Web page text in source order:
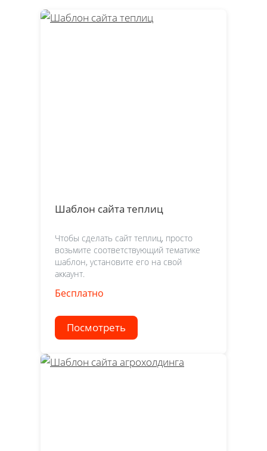
Шаблон сайта теплиц
Чтобы сделать сайт теплиц, просто
возьмите соответствующий тематике
шаблон, установите его на свой
аккаунт.
Бесплатно
Посмотреть